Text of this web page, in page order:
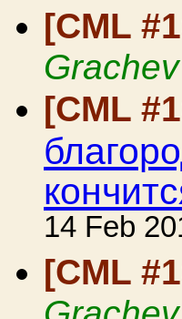
[CML
Grachev
[CML
14 Feb
[CML